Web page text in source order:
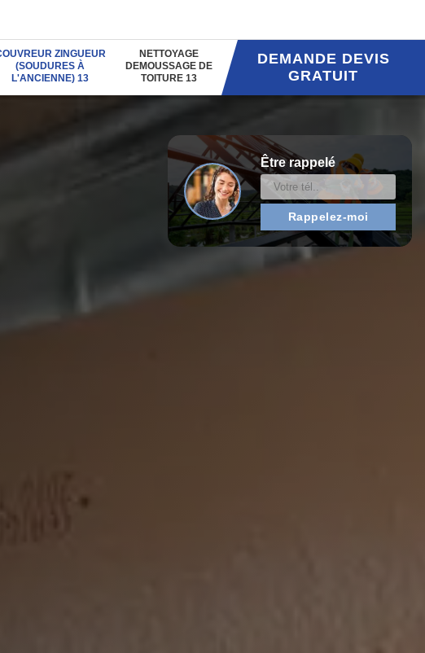
ZINGUEUR
(SOUDURES À
L'ANCIENNE) 13
NETTOYAGE
DEMOUSSAGE DE
TOITURE 13
DEMANDE DEVIS
GRATUIT
Être rappelé